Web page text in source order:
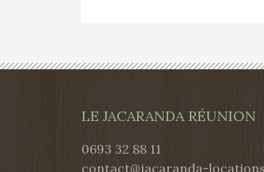
LE JACARANDA RÉUNION
0693 32 88 11
contact@jacaranda-